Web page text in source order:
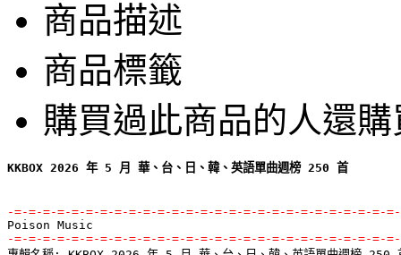
商品描述
商品標籤
購買過此商品的人還
KKBOX 2026 年 5 月 華、台、日、韓、英語單曲週榜 250 首
-=-=-=-=-=-=-=-=-=-=-=-=-=-=-=-=-=-=-=-=-=-=-=-=-=-=-
-=-=-=-=-=-=-=-=-=-=-=-=-=-=-=-=-=-=-=-=-=-=-=-=-=-=-